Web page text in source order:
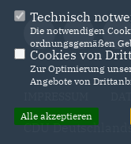
CDU
Technisch
Die notwendigen
ordnungsgemäßen
Cookies von
Zur Optimierung
Angebote von
Alle akzeptieren